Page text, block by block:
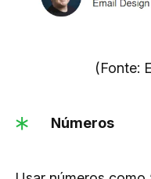
(Fonte:
Números